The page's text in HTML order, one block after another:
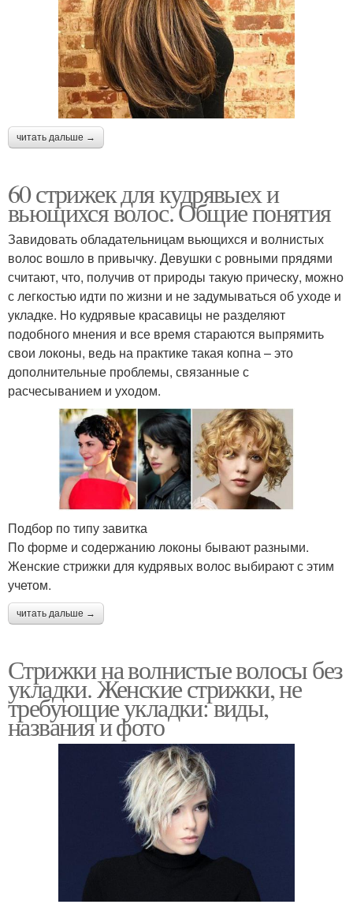
читать дальше →
60 стрижек для кудрявыех и
вьющихся волос. Общие понятия
Завидовать обладательницам вьющихся и волнистых
волос вошло в привычку. Девушки с ровными прядями
считают, что, получив от природы такую прическу, можно
с легкостью идти по жизни и не задумываться об уходе и
укладке. Но кудрявые красавицы не разделяют
подобного мнения и все время стараются выпрямить
свои локоны, ведь на практике такая копна – это
дополнительные проблемы, связанные с
расчесыванием и уходом.
Подбор по типу завитка
По форме и содержанию локоны бывают разными.
Женские стрижки для кудрявых волос выбирают с этим
учетом.
читать дальше →
Стрижки на волнистые волосы без
укладки. Женские стрижки, не
требующие укладки: виды,
названия и фото